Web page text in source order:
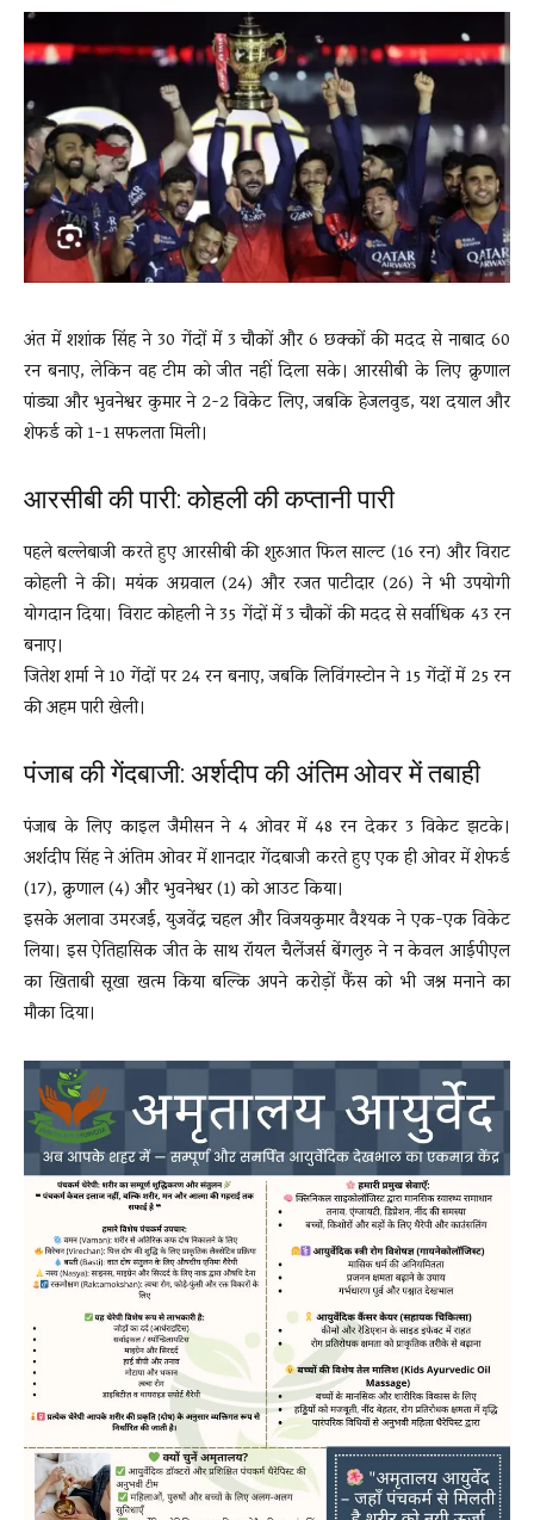
अंत में शशांक सिंह ने 30 गेंदों में 3 चौकों और 6 छक्कों की मदद से नाबाद 60
रन बनाए, लेकिन वह टीम को जीत नहीं दिला सके। आरसीबी के लिए क्रुणाल
पांड्या और भुवनेश्वर कुमार ने 2-2 विकेट लिए, जबकि हेजलवुड, यश दयाल और
शेफर्ड को 1-1 सफलता मिली।
आरसीबी की पारी: कोहली की कप्तानी पारी
पहले बल्लेबाजी करते हुए आरसीबी की शुरुआत फिल साल्ट (16 रन) और विराट
कोहली ने की। मयंक अग्रवाल (24) और रजत पाटीदार (26) ने भी उपयोगी
योगदान दिया। विराट कोहली ने 35 गेंदों में 3 चौकों की मदद से सर्वाधिक 43 रन
बनाए।
जितेश शर्मा ने 10 गेंदों पर 24 रन बनाए, जबकि लिविंगस्टोन ने 15 गेंदों में 25 रन
की अहम पारी खेली।
पंजाब की गेंदबाजी: अर्शदीप की अंतिम ओवर में तबाही
पंजाब के लिए काइल जैमीसन ने 4 ओवर में 48 रन देकर 3 विकेट झटके।
अर्शदीप सिंह ने अंतिम ओवर में शानदार गेंदबाजी करते हुए एक ही ओवर में शेफर्ड
(17), क्रुणाल (4) और भुवनेश्वर (1) को आउट किया।
इसके अलावा उमरजई, युजवेंद्र चहल और विजयकुमार वैश्यक ने एक-एक विकेट
लिया। इस ऐतिहासिक जीत के साथ रॉयल चैलेंजर्स बेंगलुरु ने न केवल आईपीएल
का खिताबी सूखा खत्म किया बल्कि अपने करोड़ों फैंस को भी जश्न मनाने का
मौका दिया।